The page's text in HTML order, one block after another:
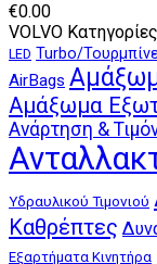
€0.00
VOLVO
LED Turbo/
AirBags
Αμάξωμα
Ανάρτηση &
Υδραυλικού Τιμονιού
Καθρέπτες
Εξαρτήματα Κινητήρα